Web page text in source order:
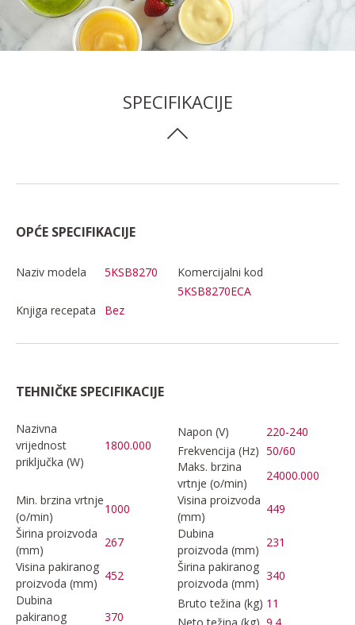
SPECIFIKACIJE
OPĆE SPECIFIKACIJE
Naziv modela 5KSB8270
Komercijalni kod
5KSB8270ECA
Knjiga recepata
Bez
TEHNIČKE SPECIFIKACIJE
Nazivna
vrijednost
priključka (W)
1800.000
Napon (V)
220-240
Frekvencija (Hz) 50/60
Maks. brzina
vrtnje (o/min)
24000.000
Min. brzina vrtnje
(o/min)
1000
Visina proizvoda
(mm)
449
Širina proizvoda
(mm)
267
Dubina
proizvoda (mm)
231
Visina pakiranog
proizvoda (mm)
452
Širina pakiranog
proizvoda (mm)
340
Dubina
pakiranog
370
Bruto težina (kg) 11
Neto težina (kg) 9.4